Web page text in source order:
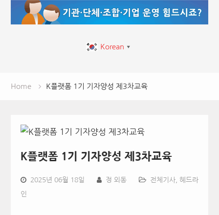
Korean ▼
Home K플랫폼 1기 기자양성 제3차교육
K플랫폼 1기 기자양성 제3차교육
2025년 06월 18일 정 외동 전체기사, 헤드라
인